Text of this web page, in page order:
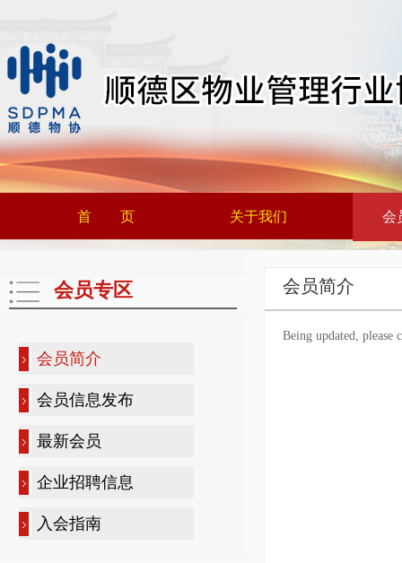
首 页 关于我们 会
会员专区
会员简介
会员信息发布
最新会员
企业招聘信息
入会指南
会员简介
Being updated, please